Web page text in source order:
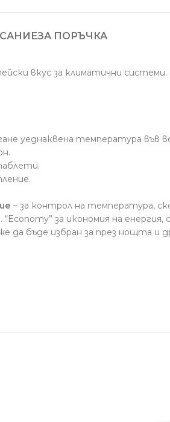
ЗА ПОРЪЧКА
вкус за климатични
уеднаквена температура
– за контрол на температура,
за икономия на
да бъде избран за през нощта и